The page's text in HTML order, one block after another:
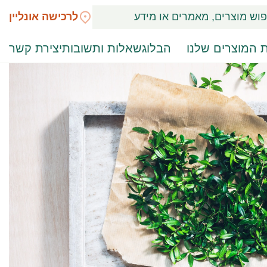
המוצרים שלנו הבלוגשאלות ותשובותיצירת קשר
לרכישה אונליין